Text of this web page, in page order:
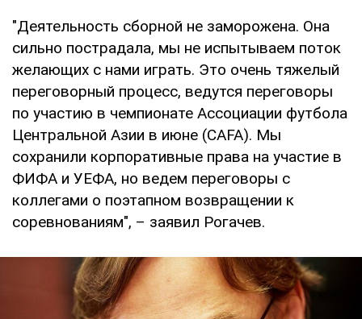
"Деятельность сборной не заморожена. Она
сильно пострадала, мы не испытываем поток
желающих с нами играть. Это очень тяжелый
переговорный процесс, ведутся переговоры
по участию в чемпионате Ассоциации футбола
Центральной Азии в июне (CAFA). Мы
сохранили корпоративные права на участие в
ФИФА и УЕФА, но ведем переговоры с
коллегами о поэтапном возвращении к
соревнованиям", – заявил Рогачев.